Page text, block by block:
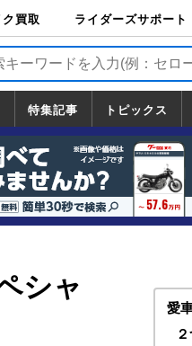
買取
買取
ライダーズサポート
ライダーズサポート
TOP
バイク輸送
バイクガレージライ
フ
バイク車両保険
ロードサービス
バイク試乗
特集記事 トピックス
トピックス
一覧
ホンダ
ヤマハ
スズキ
カワサキ
ハーレーダ
ビッドソン
BMW
ドゥカティ
トライアン
フ
シャ
愛